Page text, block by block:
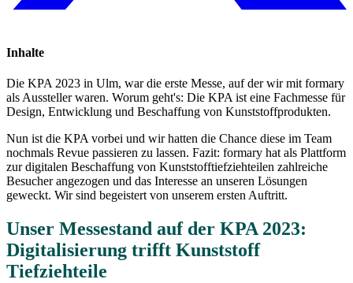
Inhalte
Die KPA 2023 in Ulm, war die erste Messe, auf der wir mit formary
als Aussteller waren. Worum geht's: Die KPA ist eine Fachmesse für
Design, Entwicklung und Beschaffung von Kunststoffprodukten.
Nun ist die KPA vorbei und wir hatten die Chance diese im Team
nochmals Revue passieren zu lassen. Fazit: formary hat als Plattform
zur digitalen Beschaffung von Kunststofftiefziehteilen zahlreiche
Besucher angezogen und das Interesse an unseren Lösungen
geweckt. Wir sind begeistert von unserem ersten Auftritt.
Unser Messestand auf der KPA 2023:
Digitalisierung trifft Kunststoff
Tiefziehteile